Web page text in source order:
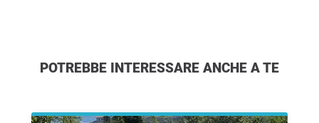
POTREBBE INTERESSARE ANCHE A TE